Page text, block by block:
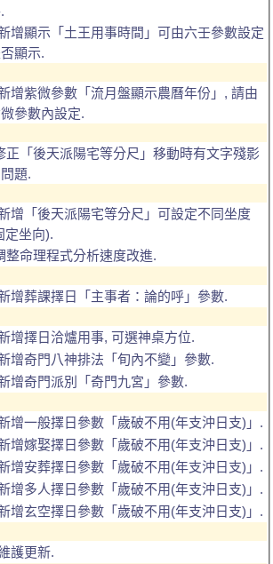
增顯示「土王用事時間」可由六壬參數設定
顯示.
增紫微參數「流月盤顯示農曆年份」, 請由
參數內設定.
正「後天派陽宅等分尺」移動時有文字殘影
題.
增「後天派陽宅等分尺」可設定不同坐度
定坐向).
整命理程式分析速度改進.
增葬課擇日「主事者：論的呼」參數.
增擇日洽爐用事, 可選神桌方位.
增奇門八神排法「旬內不變」參數.
增奇門派別「奇門九宮」參數.
增一般擇日參數「歲破不用(年支沖日支)」.
增嫁娶擇日參數「歲破不用(年支沖日支)」.
增安葬擇日參數「歲破不用(年支沖日支)」.
增多人擇日參數「歲破不用(年支沖日支)」.
增玄空擇日參數「歲破不用(年支沖日支)」.
護更新.